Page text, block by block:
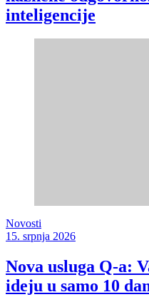
inteligencije
Novosti
15. srpnja 2026
Nova usluga Q-a:
ideju u samo 10